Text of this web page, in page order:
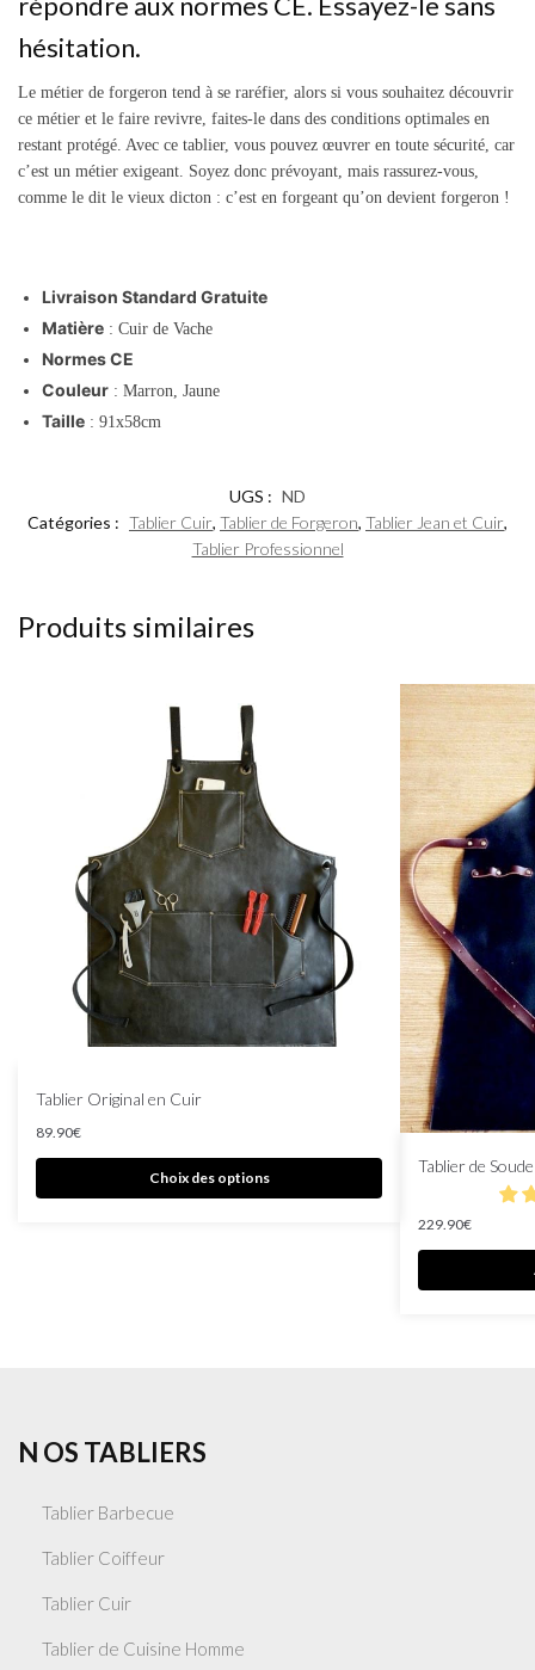
hésitation.
Le métier de forgeron tend à se raréfier, alors si vous souhaitez découvrir
ce métier et le faire revivre, faites-le dans des conditions optimales en
restant protégé. Avec ce tablier, vous pouvez œuvrer en toute sécurité, car
c’est un métier exigeant. Soyez donc prévoyant, mais rassurez-vous,
comme le dit le vieux dicton : c’est en forgeant qu’on devient forgeron !
Livraison Standard Gratuite
Matière : Cuir de Vache
Normes CE
Couleur : Marron, Jaune
Taille : 91x58cm
UGS : ND
Catégories : Tablier Cuir, Tablier de Forgeron, Tablier Jean et Cuir,
Tablier Professionnel
Produits similaires
Tablier Original en Cuir
89.90€
Choix des options
Tablier de
229.90€
N OS TABLIERS
Tablier Barbecue
Tablier Coiffeur
Tablier Cuir
Tablier de Cuisine Homme